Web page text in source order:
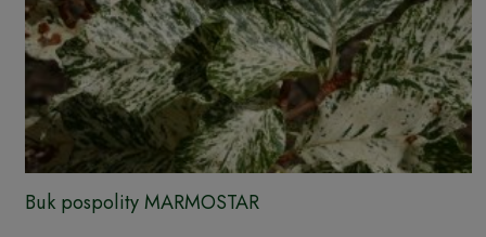
Buk pospolity MARMOSTAR